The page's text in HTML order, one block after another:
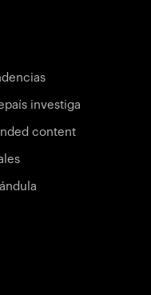
investiga
content